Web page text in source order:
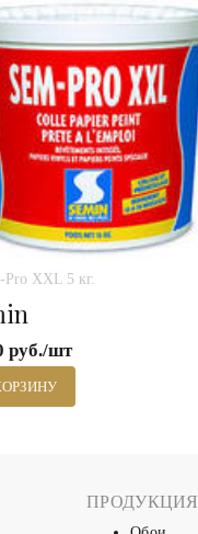
Pro XXL 5 кг.
руб./шт
ПРОДУКЦИЯ